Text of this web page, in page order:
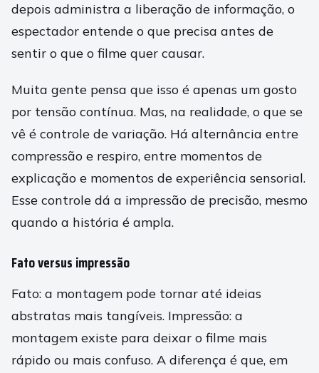
depois administra a liberação de informação, o
espectador entende o que precisa antes de
sentir o que o filme quer causar.
Muita gente pensa que isso é apenas um gosto
por tensão contínua. Mas, na realidade, o que se
vê é controle de variação. Há alternância entre
compressão e respiro, entre momentos de
explicação e momentos de experiência sensorial.
Esse controle dá a impressão de precisão, mesmo
quando a história é ampla.
Fato versus impressão
Fato: a montagem pode tornar até ideias
abstratas mais tangíveis. Impressão: a
montagem existe para deixar o filme mais
rápido ou mais confuso. A diferença é que, em